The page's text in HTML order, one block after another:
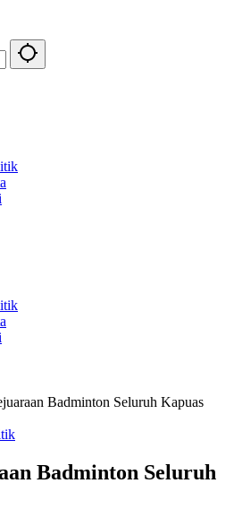
Badminton Seluruh Kapuas
Badminton Seluruh